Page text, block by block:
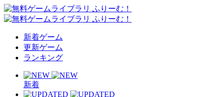
新着ゲーム
更新ゲーム
ランキング
新着